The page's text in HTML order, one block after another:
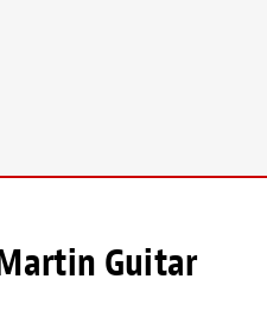
Guitar